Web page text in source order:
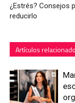
¿Estrés? Consejos
reducirlo
Artículos